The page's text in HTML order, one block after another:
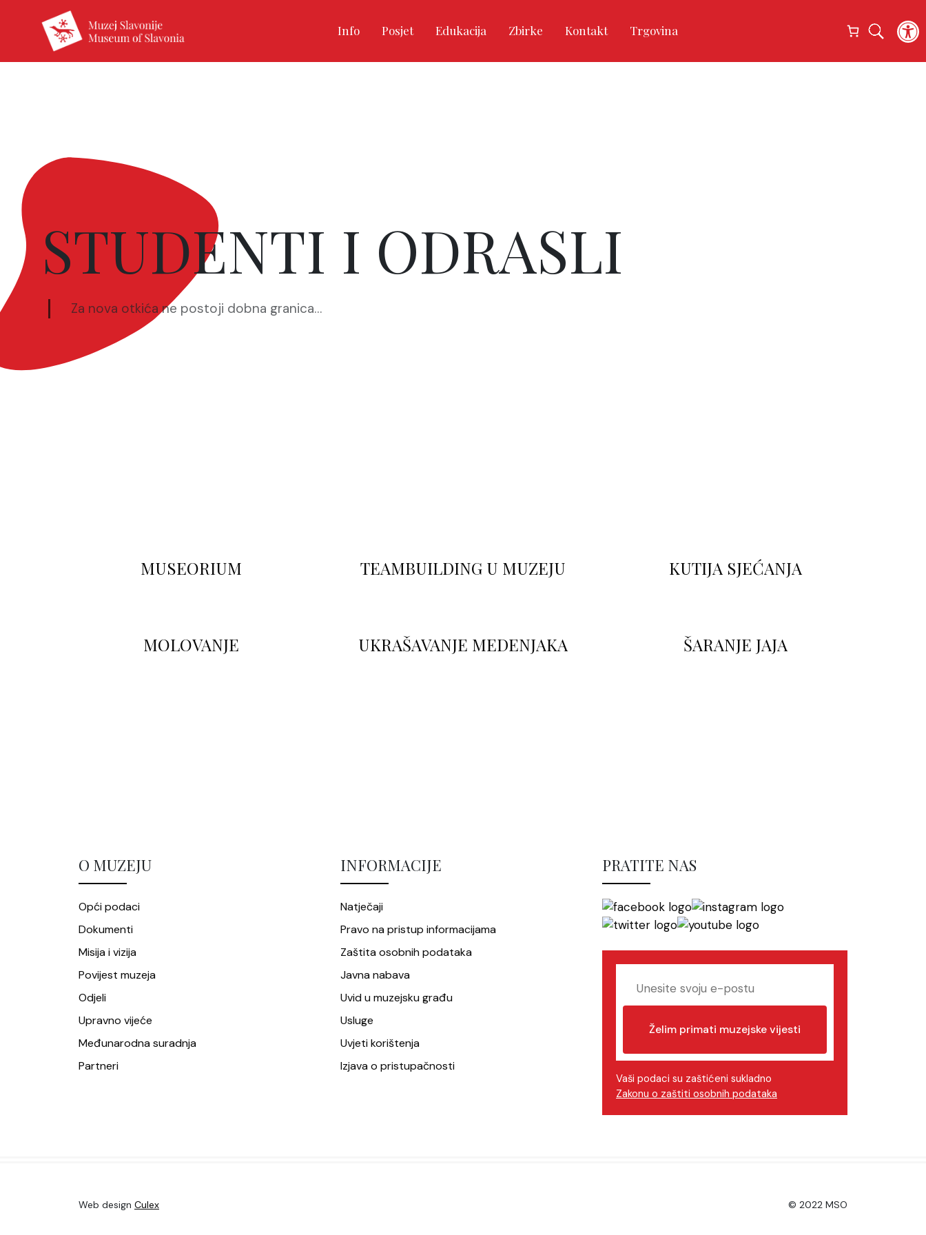
Info Posjet Edukacija Zbirke Kontakt Trgovina
STUDENTI I ODRASLI
Za nova otkića ne postoji dobna granica…
MUSEORIUM TEAMBUILDING U MUZEJU KUTIJA SJEĆANJA
MOLOVANJE
Saznaj više
UKRAŠAVANJE MEDENJAKA
Saznaj više
ŠARANJE JAJA
O MUZEJU
Opći podaci
Dokumenti
Misija i vizija
Povijest muzeja
Odjeli
Upravno vijeće
Međunarodna suradnja
Partneri
INFORMACIJE
Natječaji
Pravo na pristup informacijama
Zaštita osobnih podataka
Javna nabava
Uvid u muzejsku građu
Usluge
Uvjeti korištenja
Izjava o pristupačnosti
PRATITE NAS
Želim primati muzejske vijesti
Vaši podaci su zaštićeni sukladno
Zakonu o zaštiti osobnih podataka
Web design Culex © 2022 MSO